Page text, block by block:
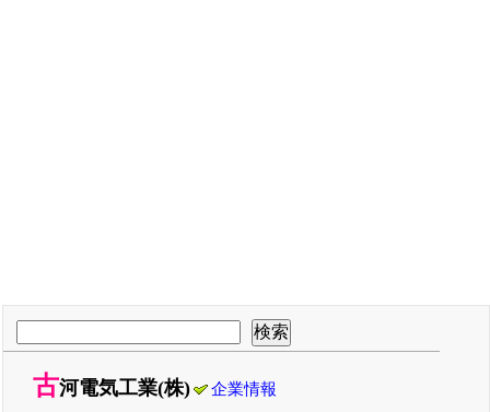
古河電気工業(株) 企業情報